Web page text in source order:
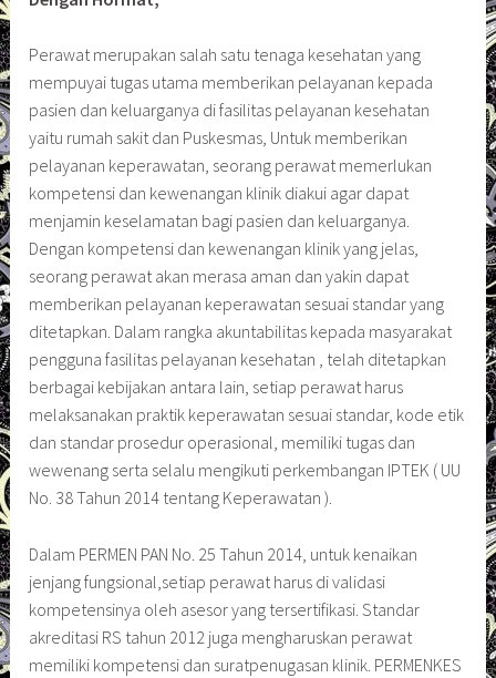
Perawat merupakan salah satu tenaga kesehatan yang
mempuyai tugas utama memberikan pelayanan kepada
pasien dan keluarganya di fasilitas pelayanan kesehatan
yaitu rumah sakit dan Puskesmas, Untuk memberikan
pelayanan keperawatan, seorang perawat memerlukan
kompetensi dan kewenangan klinik diakui agar dapat
menjamin keselamatan bagi pasien dan keluarganya.
Dengan kompetensi dan kewenangan klinik yang jelas,
seorang perawat akan merasa aman dan yakin dapat
memberikan pelayanan keperawatan sesuai standar yang
ditetapkan. Dalam rangka akuntabilitas kepada masyarakat
pengguna fasilitas pelayanan kesehatan , telah ditetapkan
berbagai kebijakan antara lain, setiap perawat harus
melaksanakan praktik keperawatan sesuai standar, kode etik
dan standar prosedur operasional, memiliki tugas dan
wewenang serta selalu mengikuti perkembangan IPTEK ( UU
No. 38 Tahun 2014 tentang Keperawatan ).
Dalam PERMEN PAN No. 25 Tahun 2014, untuk kenaikan
jenjang fungsional,setiap perawat harus di validasi
kompetensinya oleh asesor yang tersertifikasi. Standar
akreditasi RS tahun 2012 juga mengharuskan perawat
memiliki kompetensi dan suratpenugasan klinik. PERMENKES